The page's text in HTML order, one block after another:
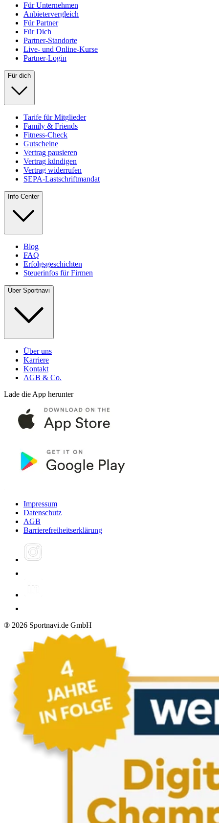
Für Unternehmen
Anbietervergleich
Für Partner
Für Dich
Partner-Standorte
Live- und Online-Kurse
Partner-Login
Für dich
Tarife für Mitglieder
Family & Friends
Fitness-Check
Gutscheine
Vertrag pausieren
Vertrag kündigen
Vertrag widerrufen
SEPA-Lastschriftmandat
Info Center
Blog
FAQ
Erfolgsgeschichten
Steuerinfos für Firmen
Über Sportnavi
Über uns
Karriere
Kontakt
AGB & Co.
Lade die App herunter
Impressum
Datenschutz
AGB
Barrierefreiheitserklärung
® 2026 Sportnavi.de GmbH